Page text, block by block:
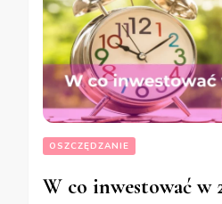
OSZCZĘDZANIE
W co inwestować w